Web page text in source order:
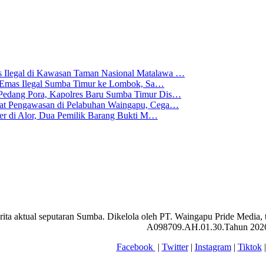
Ilegal di Kawasan Taman Nasional Matalawa …
Ilegal Sumba Timur ke Lombok, Sa…
Pora, Kapolres Baru Sumba Timur Dis…
Pengawasan di Pelabuhan Waingapu, Cega…
di Alor, Dua Pemilik Barang Bukti M…
aktual seputaran Sumba. Dikelola oleh PT. Waingapu Pride
A098709.AH.01.30.Tahun
Facebook | Twitter| Instagram| Tiktok|